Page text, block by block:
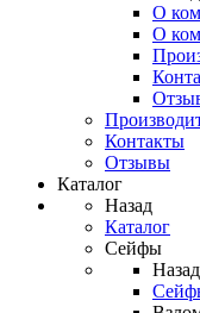
О
О
Контакты
Отзывы
Каталог
Назад
Каталог
Сейфы
Назад